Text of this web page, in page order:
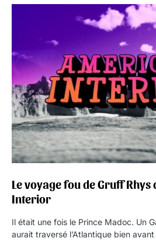
Le voyage fou de Gruff
Interior
Il était une fois le Prince Madoc. Un
aurait traversé l’Atlantique bien